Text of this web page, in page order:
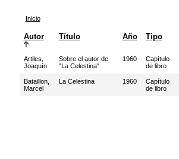
Inicio
Autor Título Año Tipo
Artiles,
Joaquín
Sobre el autor de
"La Celestina"
1960
Capítulo
de libro
Bataillon,
Marcel
La Celestina 1960
Capítulo
de libro